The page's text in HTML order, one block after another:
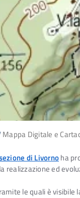
Mappa Digitale e
di Livornoha
realizzazione ed
le quali è visibile